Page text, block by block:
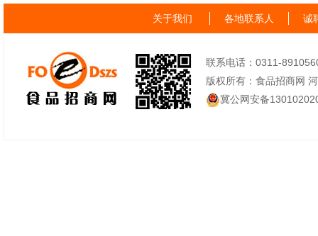
关于我们 各地联系人 诚
联系电话：0311-
版权所有：食品招商网
冀公网安备